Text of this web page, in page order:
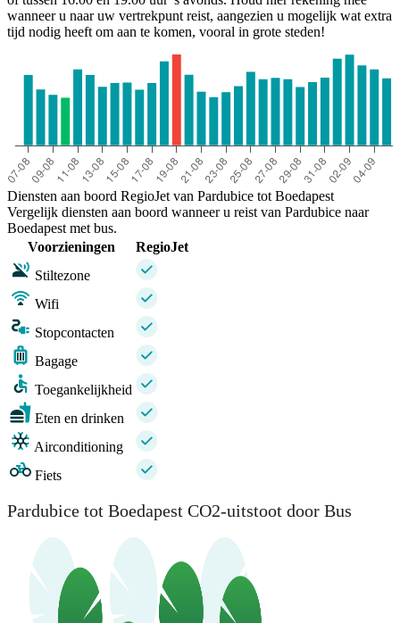
wanneer u naar uw vertrekpunt reist, aangezien u mogelijk wat extra
tijd nodig heeft om aan te komen, vooral in grote steden!
Diensten aan boord RegioJet van Pardubice tot Boedapest
Vergelijk diensten aan boord wanneer u reist van Pardubice naar
Boedapest met bus.
Voorzieningen
RegioJet
Stiltezone
Wifi
Stopcontacten
Bagage
Toegankelijkheid
Eten en drinken
Airconditioning
Fiets
Pardubice tot Boedapest CO2-uitstoot door Bus